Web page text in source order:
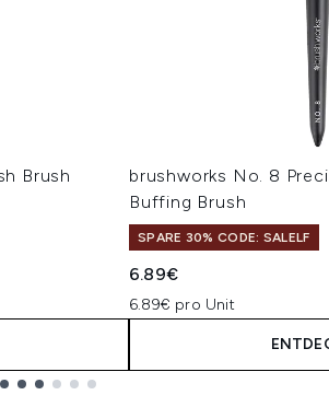
Brush
brushworks No. 8
Buffing Brush
SPARE 30% CODE: SALELF
6.89€
6.89€ pro Unit